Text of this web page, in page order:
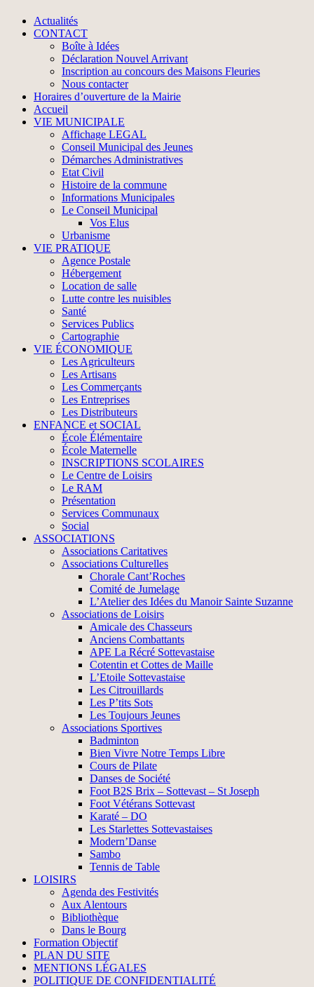
Actualités
CONTACT
Boîte à Idées
Déclaration Nouvel Arrivant
Inscription au concours des Maisons Fleuries
Nous contacter
Horaires d’ouverture de la Mairie
Accueil
VIE MUNICIPALE
Affichage LEGAL
Conseil Municipal des Jeunes
Démarches Administratives
Etat Civil
Histoire de la commune
Informations Municipales
Le Conseil Municipal
Vos Elus
Urbanisme
VIE PRATIQUE
Agence Postale
Hébergement
Location de salle
Lutte contre les nuisibles
Santé
Services Publics
Cartographie
VIE ÉCONOMIQUE
Les Agriculteurs
Les Artisans
Les Commerçants
Les Entreprises
Les Distributeurs
ENFANCE et SOCIAL
École Élémentaire
École Maternelle
INSCRIPTIONS SCOLAIRES
Le Centre de Loisirs
Le RAM
Présentation
Services Communaux
Social
ASSOCIATIONS
Associations Caritatives
Associations Culturelles
Chorale Cant’Roches
Comité de Jumelage
L’Atelier des Idées du Manoir Sainte Suzanne
Associations de Loisirs
Amicale des Chasseurs
Anciens Combattants
APE La Récré Sottevastaise
Cotentin et Cottes de Maille
L’Etoile Sottevastaise
Les Citrouillards
Les P’tits Sots
Les Toujours Jeunes
Associations Sportives
Badminton
Bien Vivre Notre Temps Libre
Cours de Pilate
Danses de Société
Foot B2S Brix – Sottevast – St Joseph
Foot Vétérans Sottevast
Karaté – DO
Les Starlettes Sottevastaises
Modern’Danse
Sambo
Tennis de Table
LOISIRS
Agenda des Festivités
Aux Alentours
Bibliothèque
Dans le Bourg
Formation Objectif
PLAN DU SITE
MENTIONS LÉGALES
POLITIQUE DE CONFIDENTIALITÉ